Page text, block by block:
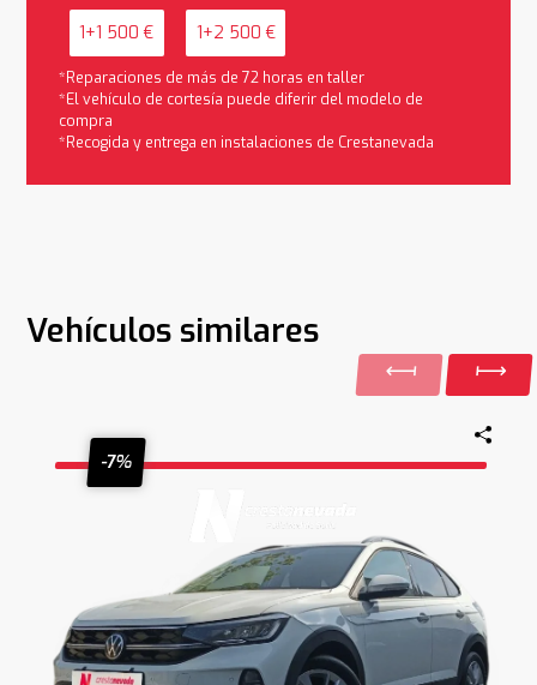
1+1 500 € 1+2 500 €
*Reparaciones de más de 72 horas en taller
*El vehículo de cortesía puede diferir del modelo de
compra
*Recogida y entrega en instalaciones de Crestanevada
Vehículos similares
-7%